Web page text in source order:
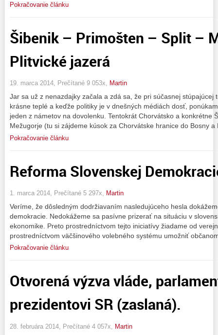
Pokračovanie článku
Šibenik – Primošten – Split –
Plitvické jazerá
19. marca 2014, Prečítané 9 053x, Martin
Jar sa už z nenazdajky začala a zdá sa, že pri súčasnej stúpajúcej
krásne teplé a keďže politiky je v dnešných médiách dosť,
jeden z námetov na dovolenku. Tentokrát Chorvátsko a konkrétne
Mežugorje (tu si zájdeme kúsok za Chorvátske hranice do Bosny
Pokračovanie článku
Reforma Slovenskej
1. marca 2014, Prečítané 5 297x, Martin
Veríme, že dôsledným dodržiavaním nasledujúceho hesla
demokracie. Nedokážeme sa pasívne prizerať na situáciu v
ekonomike. Preto prostredníctvom tejto iniciatívy žiadame od
prostredníctvom väčšinového volebného systému umožniť
Pokračovanie článku
Otvorená výzva vláde,
prezidentovi SR (zaslaná).
28. februára 2014, Prečítané 4 057x, Martin